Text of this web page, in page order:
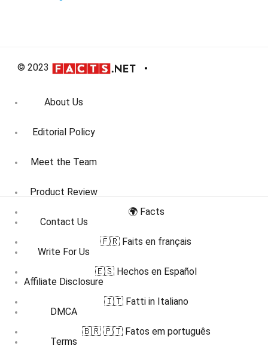
© 2023
About Us
Editorial Policy
Meet the Team
Product Review
Contact Us
Write For Us
Affiliate Disclosure
DMCA
Terms
🌍 Facts
🇫🇷 Faits en français
🇪🇸 Hechos en Español
🇮🇹 Fatti in Italiano
🇧🇷 🇵🇹 Fatos em português